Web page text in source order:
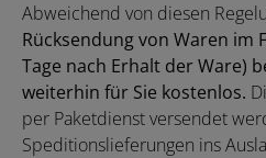
Abweichend von diesen
Rücksendung von Waren im
Tage nach Erhalt der Ware)
weiterhin für Sie kostenlos.
per Paketdienst versendet
Speditionslieferungen ins